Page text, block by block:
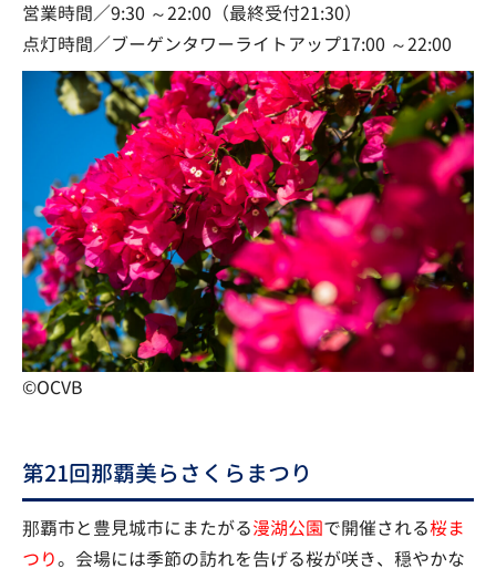
営業時間／9:30 ～22:00（最終受付21:30）
点灯時間／ブーゲンタワーライトアップ17:00 ～22:00
©OCVB
第21回那覇美らさくらまつり
那覇市と豊見城市にまたがる漫湖公園で開催される桜ま
つり。会場には季節の訪れを告げる桜が咲き、穏やかな